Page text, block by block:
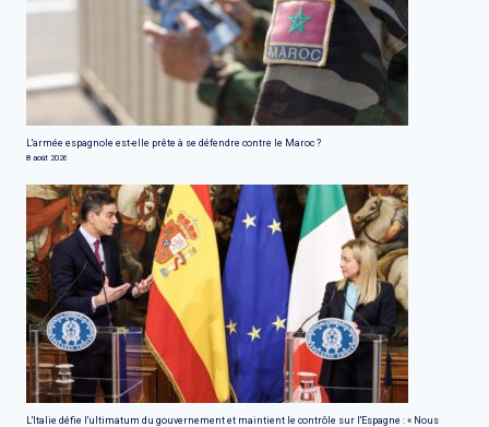
L'armée espagnole est-elle prête à se défendre contre le Maroc ?
8 août 2026
L'Italie défie l'ultimatum du gouvernement et maintient le contrôle sur l'Espagne : « Nous